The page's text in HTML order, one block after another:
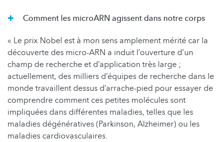
Comment les microARN agissent dans notre corps
« Le prix Nobel est à mon sens amplement mérité car la
découverte des micro-ARN a induit l’ouverture d’un
champ de recherche et d’application très large ;
actuellement, des milliers d’équipes de recherche dans le
monde travaillent dessus d’arrache-pied pour essayer de
comprendre comment ces petites molécules sont
impliquées dans différentes maladies, telles que les
maladies dégénératives (Parkinson, Alzheimer) ou les
maladies cardiovasculaires.